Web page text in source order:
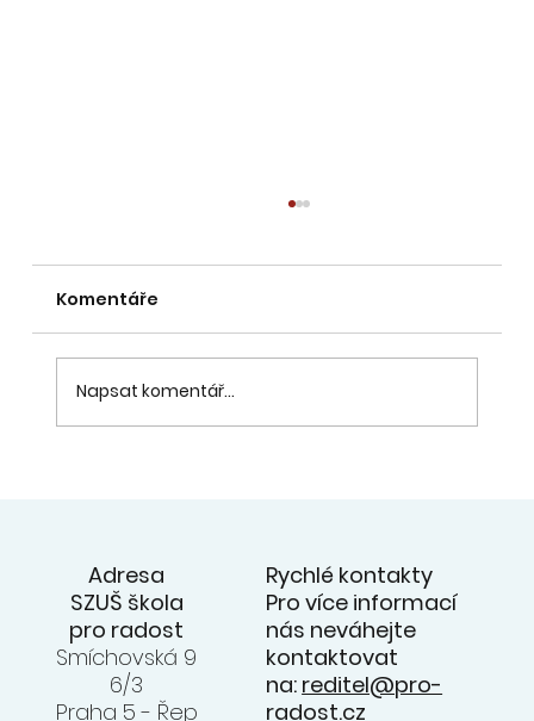
Komentáře
Napsat komentář...
Adresa
SZUŠ škola
pro radost
Smíchovská 9
6/3
Praha 5 - Řep
Rychlé kontakty
Pro více informací
nás neváhejte
kontaktovat
na: reditel@pro-
radost.cz